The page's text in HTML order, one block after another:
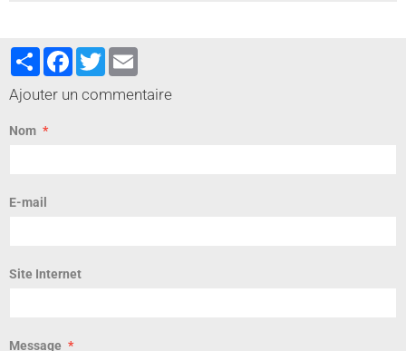
PartagerFacebook
Twitter
Ajouter un commentaire
Nom
E-mail
Site Internet
Message